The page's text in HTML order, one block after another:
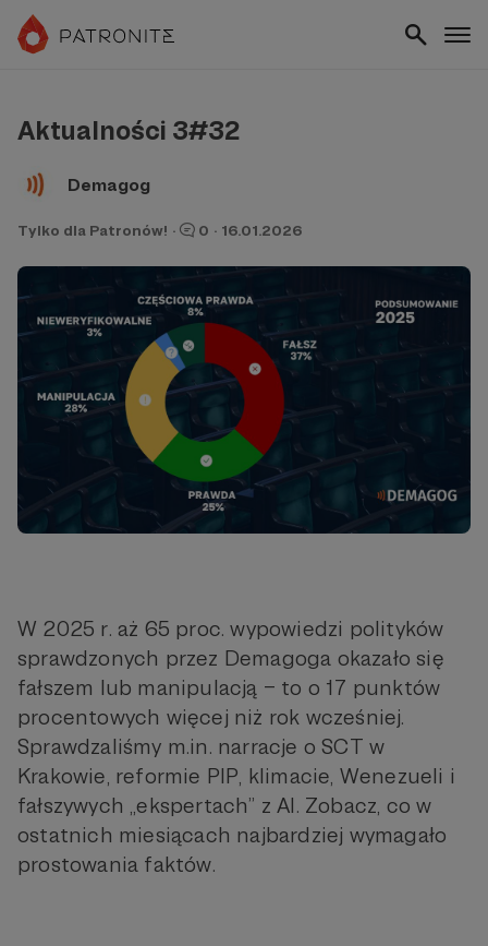
Aktualności 3#32
Demagog
Tylko dla Patronów! · 0 · 16.01.2026
W 2025 r. aż 65 proc. wypowiedzi polityków
sprawdzonych przez Demagoga okazało się
fałszem lub manipulacją – to o 17 punktów
procentowych więcej niż rok wcześniej.
Sprawdzaliśmy m.in. narracje o SCT w
Krakowie, reformie PIP, klimacie, Wenezueli i
fałszywych „ekspertach” z AI. Zobacz, co w
ostatnich miesiącach najbardziej wymagało
prostowania faktów.